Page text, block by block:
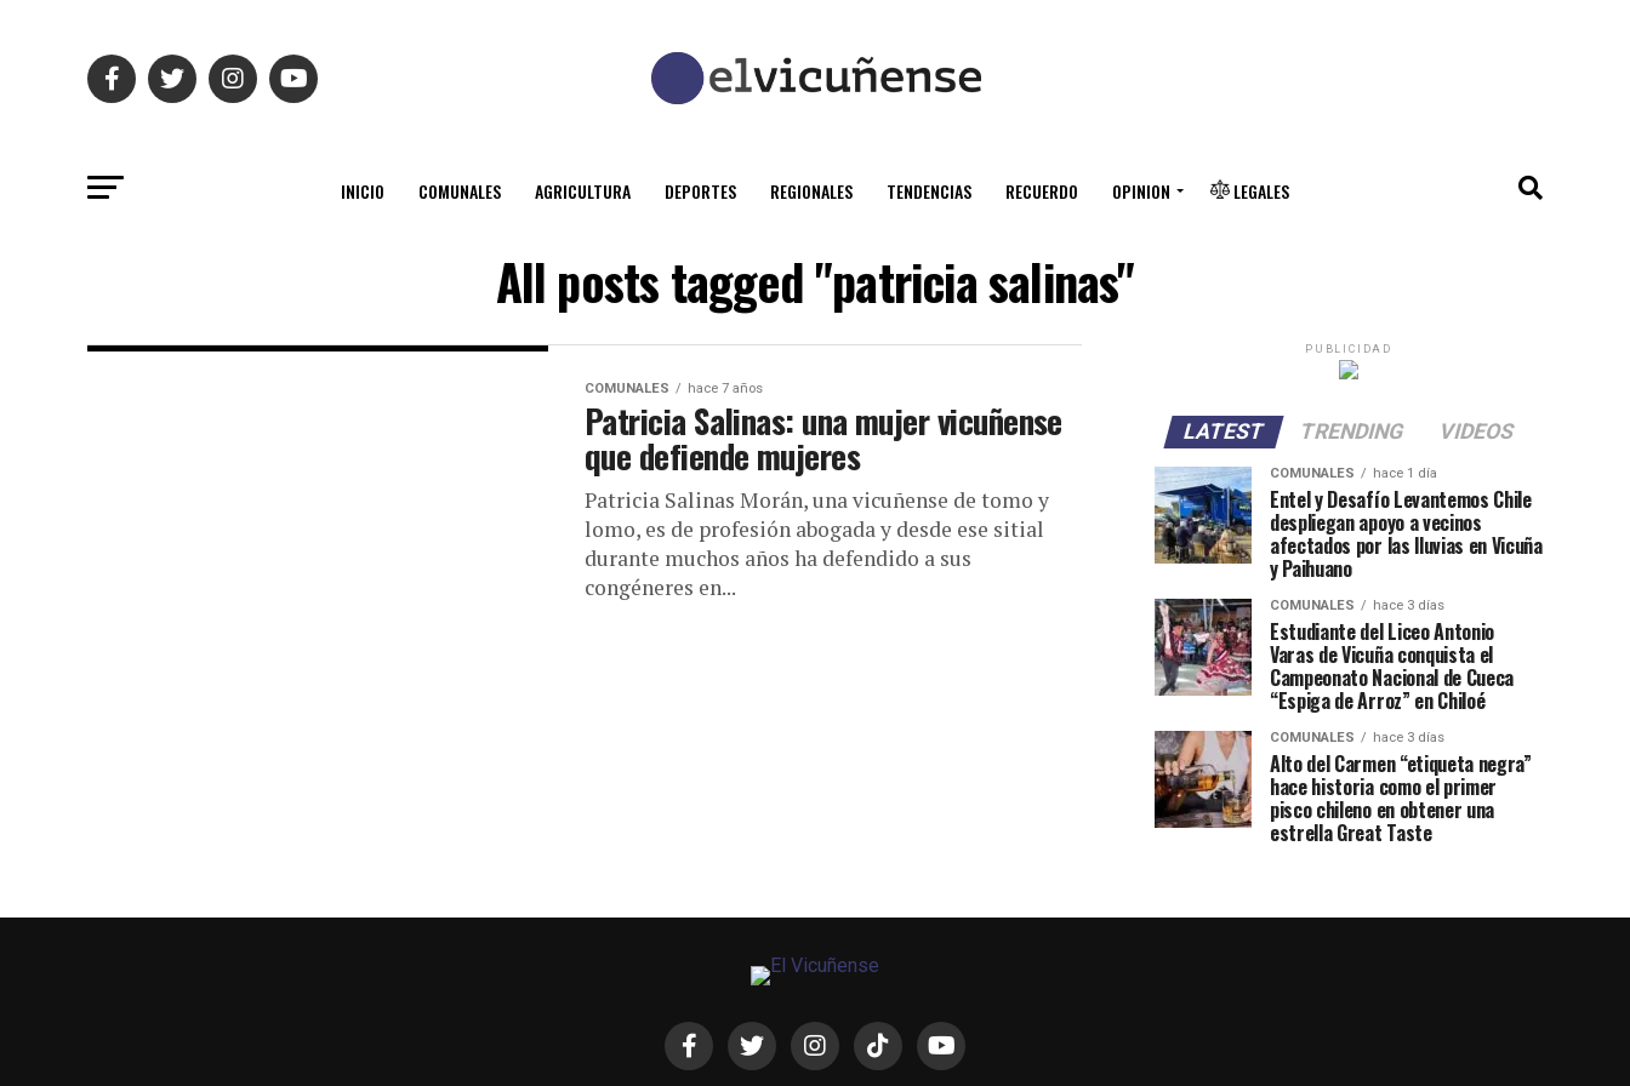
INICIO COMUNALES AGRICULTURA DEPORTES REGIONALES TENDENCIAS RECUERDO OPINION LEGALES
All posts tagged "patricia salinas"
COMUNALES hace 7 años
Patricia Salinas: una mujer vicuñense
que defiende mujeres
Patricia Salinas Morán, una vicuñense de tomo y
lomo, es de profesión abogada y desde ese sitial
durante muchos años ha defendido a sus
congéneres en...
PUBLICIDAD
LATEST TRENDING VIDEOS
COMUNALES hace 1 día
Entel y Desafío Levantemos Chile
despliegan apoyo a vecinos
afectados por las lluvias en Vicuña
y Paihuano
COMUNALES hace 3 días
Estudiante del Liceo Antonio
Varas de Vicuña conquista el
Campeonato Nacional de Cueca
“Espiga de Arroz” en Chiloé
COMUNALES hace 3 días
Alto del Carmen “etiqueta negra”
hace historia como el primer
pisco chileno en obtener una
estrella Great Taste